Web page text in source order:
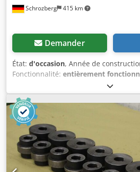
Schrozberg 415 km
Demander
État: d'occasion, Année de
Fonctionnalité: entièrement
, type de courant d'entrée:
installation de fermentation de petits
professionnelle de la marque Werner
modèle Super-B. Cette installation
boulangerie en activité et constitue
les entreprises artisanales qui
qualité de petits pains élevée et
réduite. Parfaitement adaptée à la
de petits pains coupés, de